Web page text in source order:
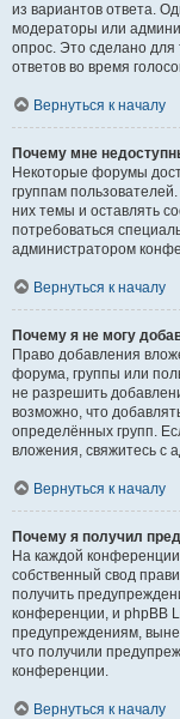
из вариантов ответа.
модераторы или
опрос. Это сделано для
ответов во время
Вернуться к началу
Почему мне
Некоторые форумы
группам
них темы и оставлять
потребоваться
администратором
Вернуться к началу
Почему я не могу
Право добавления
форума, группы или
не разрешить
возможно, что
определённых групп.
вложения, свяжитесь с
Вернуться к началу
Почему я получил
На каждой
собственный свод
получить
конференции, и phpBB
предупреждениям,
что получили
конференции.
Вернуться к началу